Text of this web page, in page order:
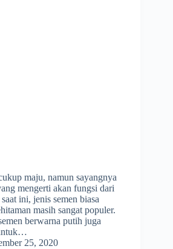
maju, namun sayangnya
mengerti akan fungsi dari
ini, jenis semen biasa
masih sangat populer.
berwarna putih juga
25, 2020